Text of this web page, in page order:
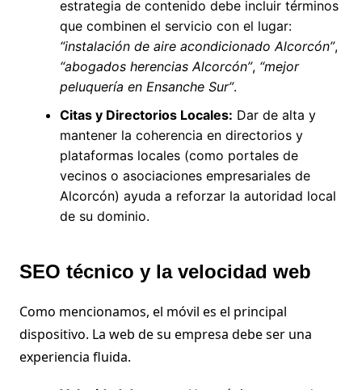
estrategia de contenido debe incluir términos
que combinen el servicio con el lugar:
“instalación de aire acondicionado Alcorcón”,
“abogados herencias Alcorcón”, “mejor
peluquería en Ensanche Sur”.
Citas y Directorios Locales: Dar de alta y
mantener la coherencia en directorios y
plataformas locales (como portales de
vecinos o asociaciones empresariales de
Alcorcón) ayuda a reforzar la autoridad local
de su dominio.
SEO técnico y la velocidad web
Como mencionamos, el móvil es el principal
dispositivo. La web de su empresa debe ser una
experiencia fluida.